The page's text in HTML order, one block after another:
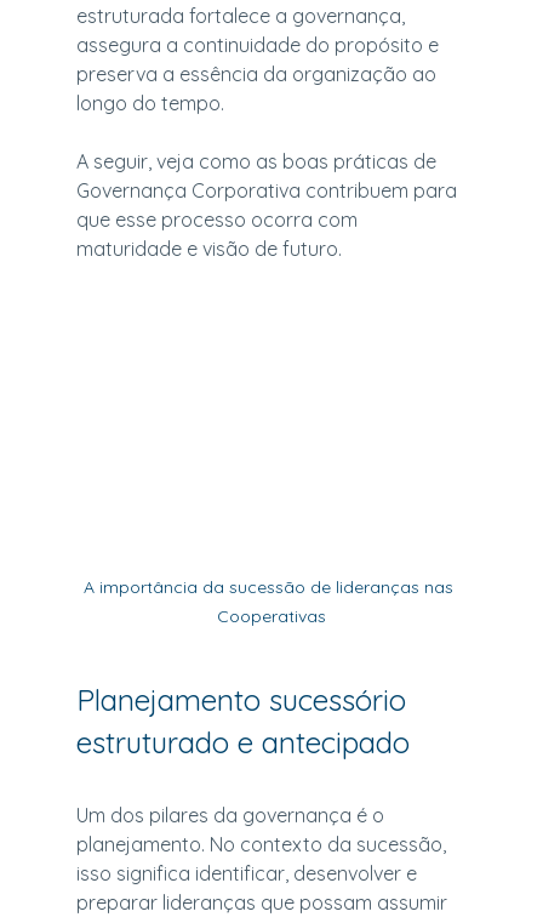
estruturada fortalece a governança,
assegura a continuidade do propósito e
preserva a essência da organização ao
longo do tempo.
A seguir, veja como as boas práticas de
Governança Corporativa contribuem para
que esse processo ocorra com
maturidade e visão de futuro.
A importância da sucessão de lideranças nas
Cooperativas
Planejamento sucessório
estruturado e antecipado
Um dos pilares da governança é o
planejamento. No contexto da sucessão,
isso significa identificar, desenvolver e
preparar lideranças que possam assumir